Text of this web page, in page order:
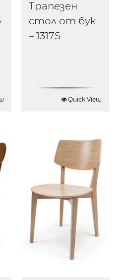
Трапезен
стол от бук
– 1317S
Quick View